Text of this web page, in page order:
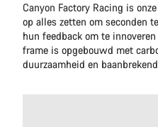
Canyon Factory Racing is
op alles zetten om seconden
hun feedback om te
frame is opgebouwd met
duurzaamheid en